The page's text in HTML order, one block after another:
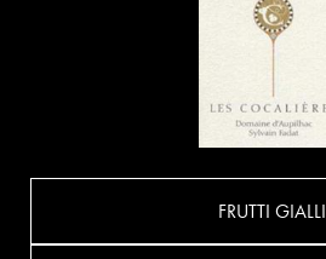
FRUTTI GIALLI